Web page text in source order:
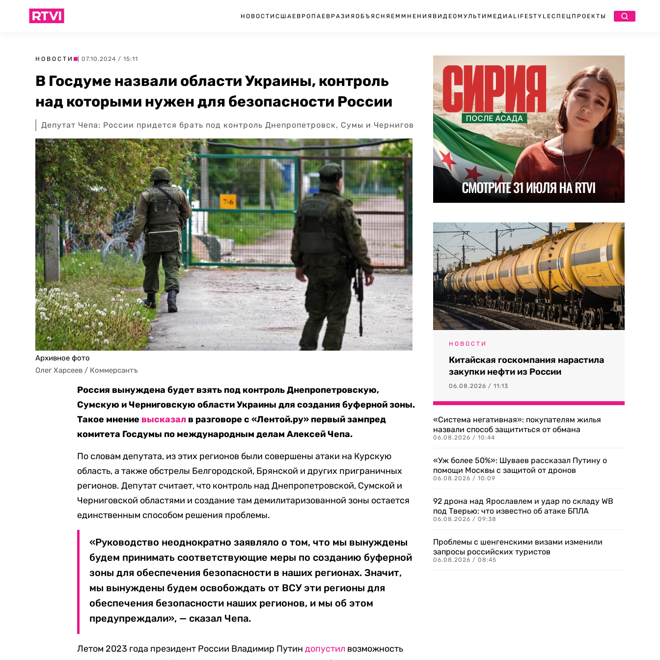
НОВОСТИ США ЕВРОПА ЕВРАЗИЯ ОБЪЯСНЯЕМ МНЕНИЯ ВИДЕО МУЛЬТИМЕДИА LIFESTYLEСПЕЦПРОЕКТЫ
НОВОСТИ | 07.10.2024 / 15:11
В Госдуме назвали области Украины, контроль
над которыми нужен для безопасности России
Депутат Чепа: России придется брать под контроль Днепропетровск, Сумы и Чернигов
Архивное фото
Олег Харсеев / Коммерсантъ
Россия вынуждена будет взять под контроль Днепропетровскую,
Сумскую и Черниговскую области Украины для создания буферной зоны.
Такое мнение высказал в разговоре с «Лентой.ру» первый зампред
комитета Госдумы по международным делам Алексей Чепа.
По словам депутата, из этих регионов были совершены атаки на Курскую
область, а также обстрелы Белгородской, Брянской и других приграничных
регионов. Депутат считает, что контроль над Днепропетровской, Сумской и
Черниговской областями и создание там демилитаризованной зоны остается
единственным способом решения проблемы.
«Руководство неоднократно заявляло о том, что мы вынуждены
будем принимать соответствующие меры по созданию буферной
зоны для обеспечения безопасности в наших регионах. Значит,
мы вынуждены будем освобождать от ВСУ эти регионы для
обеспечения безопасности наших регионов, и мы об этом
предупреждали», — сказал Чепа.
Летом 2023 года президент России Владимир Путиндопустил возможность
НОВОСТИ
Китайская госкомпания нарастила
закупки нефти из России
06.08.2026 / 11:13
«Система негативная»: покупателям жилья
назвали способ защититься от обмана
06.08.2026 / 10:44
«Уж более 50%»: Шуваев рассказал Путину о
помощи Москвы с защитой от дронов
06.08.2026 / 10:09
92 дрона над Ярославлем и удар по складу WB
под Тверью: что известно об атаке БПЛА
06.08.2026 / 09:38
Проблемы с шенгенскими визами изменили
запросы российских туристов
06.08.2026 / 08:45